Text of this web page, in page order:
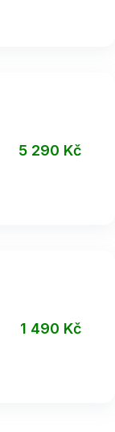
5 290 Kč
1 490 Kč